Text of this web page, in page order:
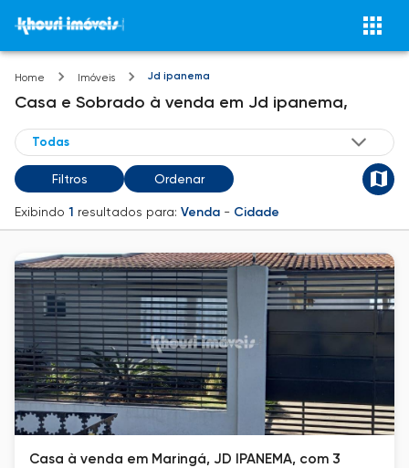
Home Imóveis Jd ipanema
Casa e Sobrado à venda em Jd ipanema,
Filtros Ordenar
Exibindo 1 resultados para: Venda - Cidade
Casa à venda em Maringá, JD IPANEMA, com 3